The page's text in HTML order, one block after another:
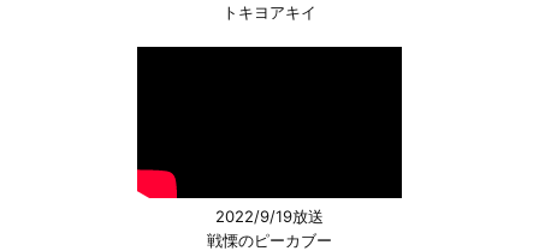
トキヨアキイ
2022/9/19放送
戦慄のピーカブー